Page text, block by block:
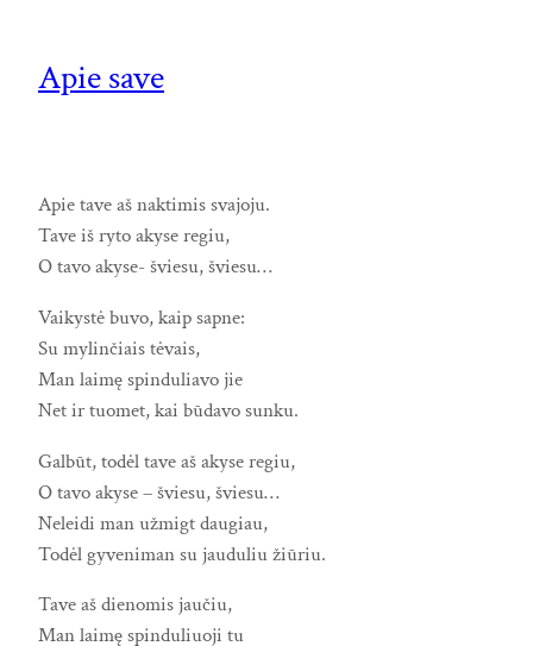
Apie save
Apie tave aš naktimis svajoju.
Tave iš ryto akyse regiu,
O tavo akyse- šviesu, šviesu…
Vaikystė buvo, kaip sapne:
Su mylinčiais tėvais,
Man laimę spinduliavo jie
Net ir tuomet, kai būdavo sunku.
Galbūt, todėl tave aš akyse regiu,
O tavo akyse – šviesu, šviesu…
Neleidi man užmigt daugiau,
Todėl gyveniman su jauduliu žiūriu.
Tave aš dienomis jaučiu,
Man laimę spinduliuoji tu